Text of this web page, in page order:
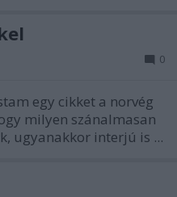
0
egy cikket a norvég
milyen szánalmasan
ugyanakkor interjú is ...